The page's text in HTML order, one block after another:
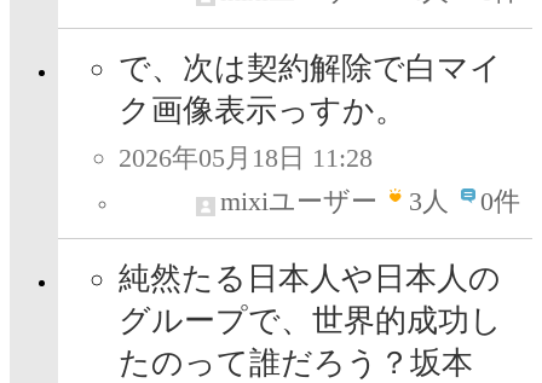
で、次は契約解除で白マイ
ク画像表示っすか。
2026年05月18日 11:28
mixiユーザー
3人 0件
純然たる日本人や日本人の
グループで、世界的成功し
たのって誰だろう？坂本